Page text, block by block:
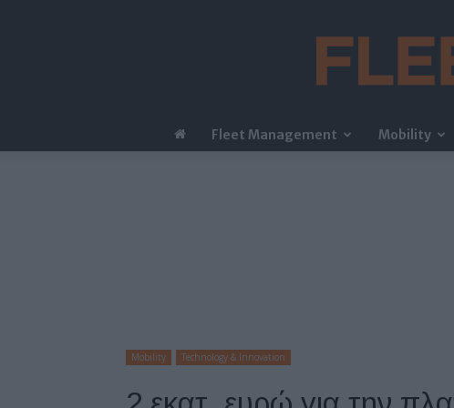
Fleet Management Mobility
Mobility Technology & Innovation